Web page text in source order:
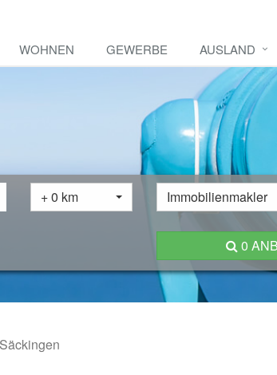
WOHNEN GEWERBE AUSLAND
+ 0 km Immobilienmakler
0